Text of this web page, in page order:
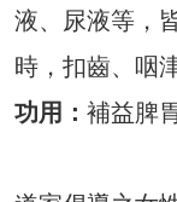
液、尿液等，
時，扣齒、咽
功用： 補益脾